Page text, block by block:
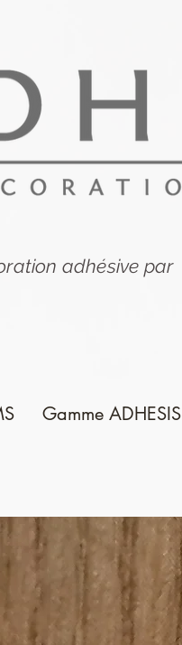
adhésive par
Gamme ADHESIS